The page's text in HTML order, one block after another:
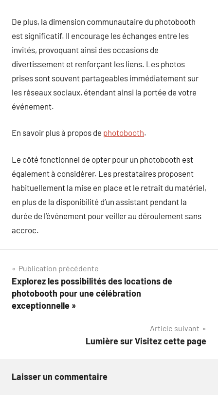
De plus, la dimension communautaire du photobooth
est significatif. Il encourage les échanges entre les
invités, provoquant ainsi des occasions de
divertissement et renforçant les liens. Les photos
prises sont souvent partageables immédiatement sur
les réseaux sociaux, étendant ainsi la portée de votre
événement.
En savoir plus à propos de photobooth.
Le côté fonctionnel de opter pour un photobooth est
également à considérer. Les prestataires proposent
habituellement la mise en place et le retrait du matériel,
en plus de la disponibilité d’un assistant pendant la
durée de l’événement pour veiller au déroulement sans
accroc.
Navigation
de
l’article
Publication précédente
Explorez les possibilités des locations de
photobooth pour une célébration
exceptionnelle »
Article suivant
Lumière sur Visitez cette page
Laisser un commentaire